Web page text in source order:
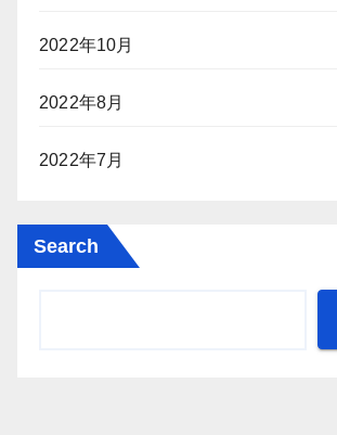
2022年10月
2022年8月
2022年7月
Search